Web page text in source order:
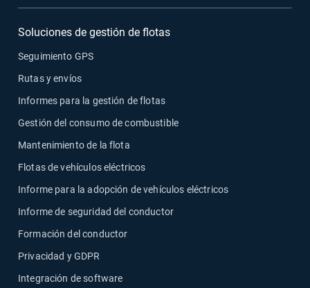
Soluciones de gestión de flotas
Seguimiento GPS
Rutas y envíos
Informes para la gestión de flotas
Gestión del consumo de combustible
Mantenimiento de la flota
Flotas de vehículos eléctricos
Informe para la adopción de vehículos eléctricos
Informe de seguridad del conductor
Formación del conductor
Privacidad y GDPR
Integración de software